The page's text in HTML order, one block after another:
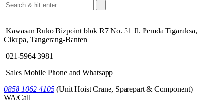
Kawasan Ruko Bizpoint blok R7 No. 31 Jl. Pemda Tigaraksa,
Cikupa, Tangerang-Banten
021-5964 3981
Sales Mobile Phone and Whatsapp
0858 1062 4105 (Unit Hoist Crane, Sparepart & Component)
WA/Call